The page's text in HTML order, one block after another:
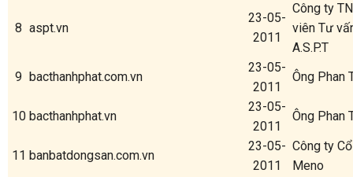
8 aspt.vn
23-05-
2011
Công ty
viên Tư
A.S.P.T
9 bacthanhphat.com.vn
23-05-
2011
Ông Phan
10 bacthanhphat.vn
23-05-
2011
Ông Phan
11 banbatdongsan.com.vn
23-05-
2011
Công ty
Meno